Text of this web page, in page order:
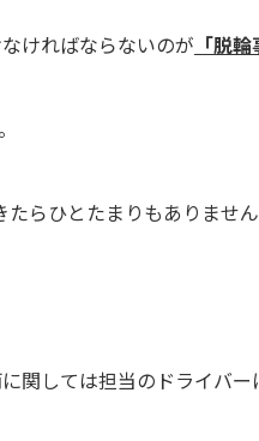
ければならないのが 「脱輪
らひとたまりもありません
関しては担当のドライバ